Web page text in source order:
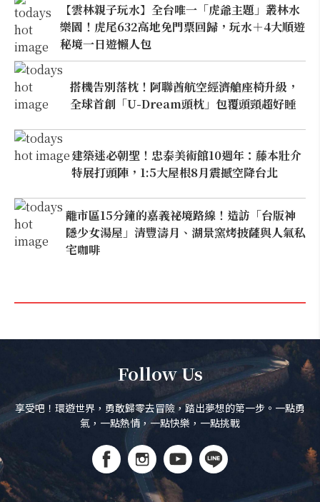
【雲林親子玩水】全台唯一「虎爺主題」叢林水
樂園！虎尾632高地免門票回歸，玩水＋4大順遊
秘境一日遊懶人包
搭機告別落枕！阿聯酋航空經濟艙座椅升級，
全球首創「U-Dream頭枕」包覆頭頸超好睡
建築迷必朝聖！忠泰美術館10週年：藤本壯介
特展打頭陣，1:5大屋根8月震撼空降台北
離市區15分鐘的嘉義祕境路線！造訪「台版神
隱少女湯屋」清豐濤月、湖景窯烤披薩與人氣私
宅咖啡
Follow Us
享受吧！環遊世界，勇敢歸零去冒險，踏出夢想的第一步。一點勇
氣，一點熱情，一點快樂，一點挑戰